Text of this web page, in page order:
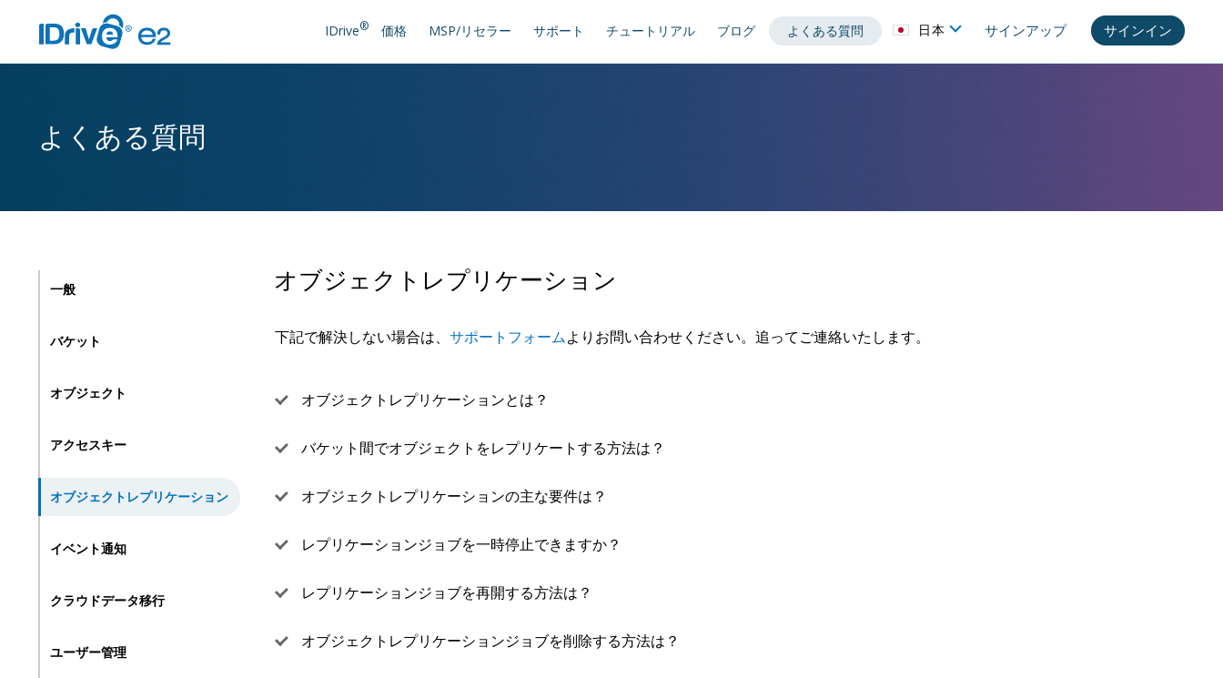
日本 サインアップ サインイン
IDrive® 価格 MSP/リセラー サポート チュートリアル ブログ よくある質問
よくある質問
一般
バケット
オブジェクト
アクセスキー
オブジェクトレプリケーション
イベント通知
クラウドデータ移行
ユーザー管理
オブジェクトレプリケーション
下記で解決しない場合は、 サポートフォームよりお問い合わせください。追ってご連絡いたします。
オブジェクトレプリケーションとは？
バケット間でオブジェクトをレプリケートする方法は？
オブジェクトレプリケーションの主な要件は？
レプリケーションジョブを一時停止できますか？
レプリケーションジョブを再開する方法は？
オブジェクトレプリケーションジョブを削除する方法は？